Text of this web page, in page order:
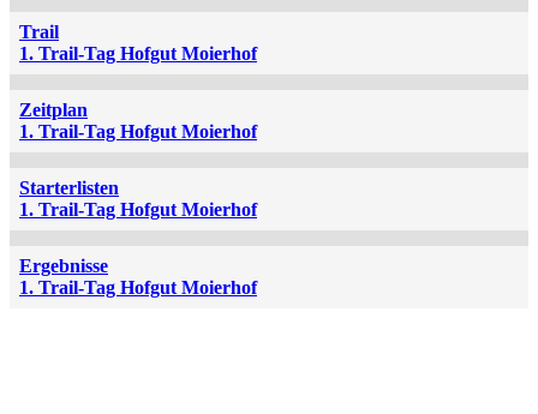
Trail
1. Trail-Tag Hofgut Moierhof
Zeitplan
1. Trail-Tag Hofgut Moierhof
Starterlisten
1. Trail-Tag Hofgut Moierhof
Ergebnisse
1. Trail-Tag Hofgut Moierhof